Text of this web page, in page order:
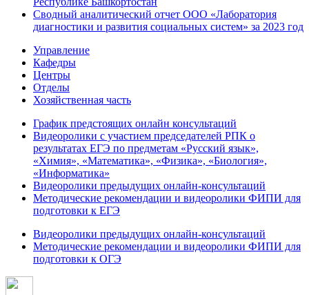
Сводный аналитический отчет ООО «Лаборатория
диагностики и развития социальных систем» за 2023 год
Управление
Кафедры
Центры
Отделы
Хозяйственная часть
График предстоящих онлайн консультаций
Видеоролики с участием председателей РПК о
результатах ЕГЭ по предметам «Русский язык»,
«Химия», «Математика», «Физика», «Биология»,
«Информатика»
Видеоролики предыдущих онлайн-консультаций
Методические рекомендации и видеоролики ФИПИ для
подготовки к ЕГЭ
Видеоролики предыдущих онлайн-консультаций
Методические рекомендации и видеоролики ФИПИ для
подготовки к ОГЭ